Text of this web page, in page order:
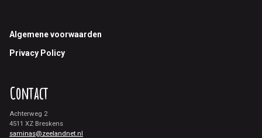
Footer
Algemene voorwaarden
Privacy Policy
Contact
Achterweg 2
4511 XZ Breskens
saminas@zeelandnet.nl